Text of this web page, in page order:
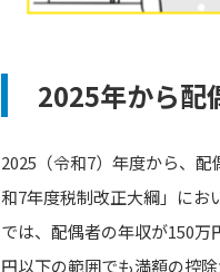
2025年から配
2025（令和7）年度から、
和7年度税制改正大綱」にお
では、配偶者の年収が150
円以下の範囲でも満額の控